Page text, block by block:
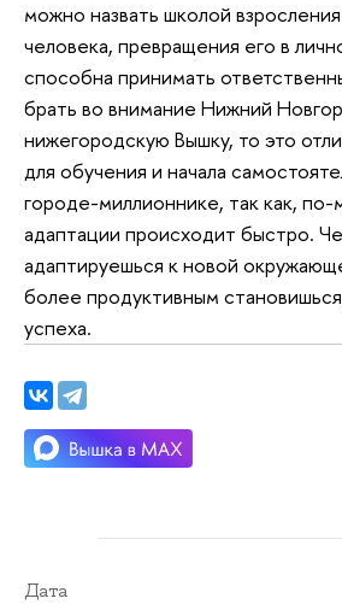
можно назвать школой
человека, превращения его в
способна принимать
брать во внимание Нижний
нижегородскую Вышку, то это
для обучения и начала
городе-миллионнике, так как,
адаптации происходит быстро.
адаптируешься к новой
более продуктивным
успеха.
Дата